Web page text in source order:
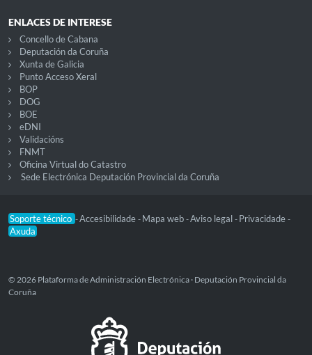
ENLACES DE INTERESE
Concello de Cabana
Deputación da Coruña
Xunta de Galicia
Punto Acceso Xeral
BOP
DOG
BOE
eDNI
Validacións
FNMT
Oficina Virtual do Catastro
Sede Electrónica Deputación Provincial da Coruña
Soporte técnico -Accesibilidade - Mapa web -Aviso legal - Privacidade -
Axuda
© 2026 Plataforma de Administración Electrónica · Deputación Provincial da
Coruña